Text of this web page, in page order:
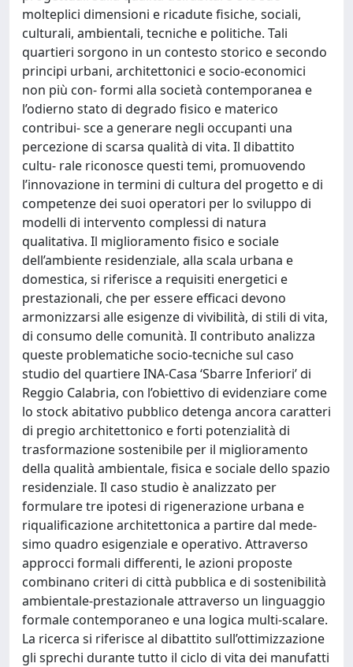
molteplici dimensioni e ricadute fisiche, sociali,
culturali, ambientali, tecniche e politiche. Tali
quartieri sorgono in un contesto storico e secondo
principi urbani, architettonici e socio-economici
non più con- formi alla società contemporanea e
l’odierno stato di degrado fisico e materico
contribui- sce a generare negli occupanti una
percezione di scarsa qualità di vita. Il dibattito
cultu- rale riconosce questi temi, promuovendo
l’innovazione in termini di cultura del progetto e di
competenze dei suoi operatori per lo sviluppo di
modelli di intervento complessi di natura
qualitativa. Il miglioramento fisico e sociale
dell’ambiente residenziale, alla scala urbana e
domestica, si riferisce a requisiti energetici e
prestazionali, che per essere efficaci devono
armonizzarsi alle esigenze di vivibilità, di stili di vita,
di consumo delle comunità. Il contributo analizza
queste problematiche socio-tecniche sul caso
studio del quartiere INA-Casa ‘Sbarre Inferiori’ di
Reggio Calabria, con l’obiettivo di evidenziare come
lo stock abitativo pubblico detenga ancora caratteri
di pregio architettonico e forti potenzialità di
trasformazione sostenibile per il miglioramento
della qualità ambientale, fisica e sociale dello spazio
residenziale. Il caso studio è analizzato per
formulare tre ipotesi di rigenerazione urbana e
riqualificazione architettonica a partire dal mede-
simo quadro esigenziale e operativo. Attraverso
approcci formali differenti, le azioni proposte
combinano criteri di città pubblica e di sostenibilità
ambientale-prestazionale attraverso un linguaggio
formale contemporaneo e una logica multi-scalare.
La ricerca si riferisce al dibattito sull’ottimizzazione
gli sprechi durante tutto il ciclo di vita dei manufatti